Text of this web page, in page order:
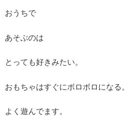
おうちで
あそぶのは
とっても好きみたい。
おもちゃはすぐにボロボロになる。
よく遊んでます。